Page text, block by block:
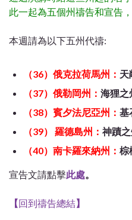
此一起為五個州禱告和宣告
本週請為以下五州代禱:
（36）俄克拉荷馬州： 天
（37）俄勒岡州： 海狸之
（38）賓夕法尼亞州： 基
（39） 羅德島州： 神蹟之
（40）南卡羅來納州： 棕
宣告文請點擊此處。
【回到禱告總結】